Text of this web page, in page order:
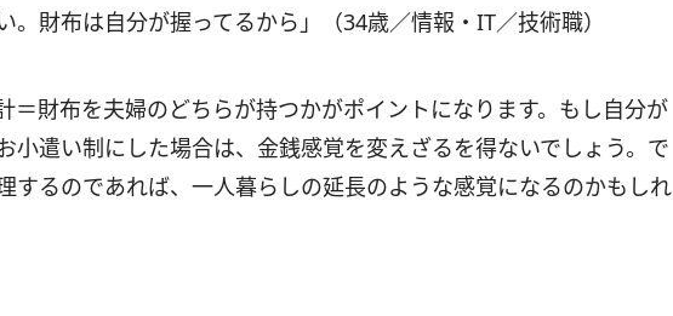
。財布は自分が握ってるから」（34歳／情報・IT／技術職）
＝財布を夫婦のどちらが持つかがポイントになります。もし自分が
小遣い制にした場合は、金銭感覚を変えざるを得ないでしょう。で
するのであれば、一人暮らしの延長のような感覚になるのかもしれ